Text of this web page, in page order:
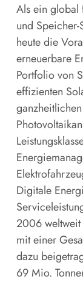
Als ein global
und
heute die
erneuerbare
Portfolio von
effizienten
Digitale
2006 weltweit
mit einer
dazu
69 Mio.